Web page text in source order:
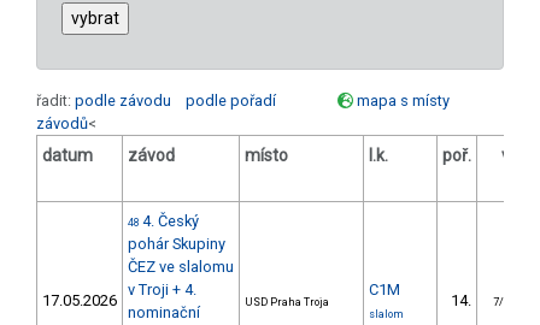
řadit: podle závodu podle pořadí
mapa s místy
závodů<
datum závod místo l.k. poř. v.k.
17.05.2026
48 4. Český
pohár Skupiny
ČEZ ve slalomu
v Troji + 4.
nominační
USD Praha Troja
C1M
slalom
14. 7/U23